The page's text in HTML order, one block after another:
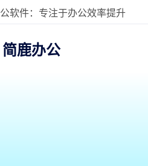
软件：专注于办公效率提升
简鹿办公